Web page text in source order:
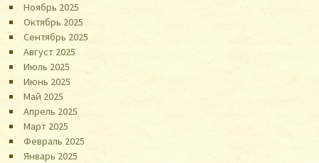
Ноябрь 2025
Октябрь 2025
Сентябрь 2025
Август 2025
Июль 2025
Июнь 2025
Май 2025
Апрель 2025
Март 2025
Февраль 2025
Январь 2025